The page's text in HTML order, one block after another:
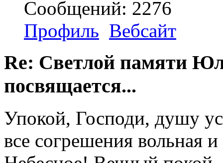
Сообщений: 2276
Профиль Вебсайт
Re: Светлой памяти
посвящается...
Упокой, Господи, душу
все согрешения вольная